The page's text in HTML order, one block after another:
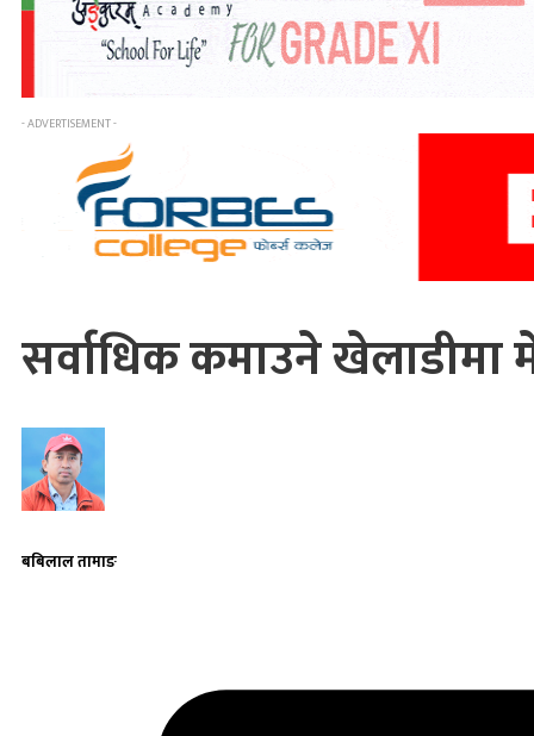
- ADVERTISEMENT -
सर्वाधिक कमाउने खेलाडीमा
बबिलाल तामाङ